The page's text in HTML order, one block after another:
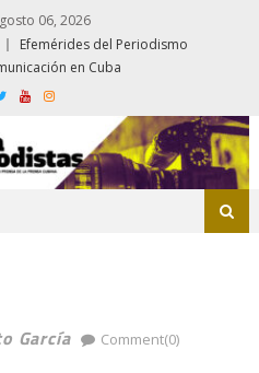
06, 2026
Efemérides del Periodismo
en Cuba
García Comment(0)